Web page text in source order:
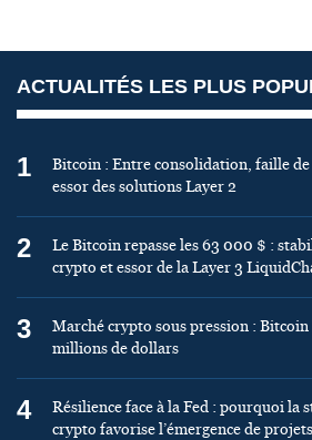
ACTUALITÉS LES PLUS
1
Bitcoin : Entre consolidation, faille
essor des solutions Layer 2
2
Le Bitcoin repasse les 63 000 $ :
crypto et essor de la Layer 3
3
Marché crypto sous pression : Bitcoin
millions de dollars
4
Résilience face à la Fed : pourquoi la
crypto favorise l’émergence de